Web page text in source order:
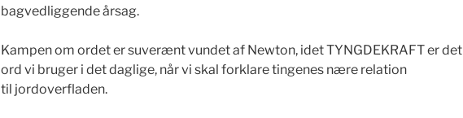
bagvedliggende årsag.
Kampen om ordet er suverænt vundet af Newton, idet TYNGDEKRAFT er det
ord vi bruger i det daglige, når vi skal forklare tingenes nære relation
til jordoverfladen.